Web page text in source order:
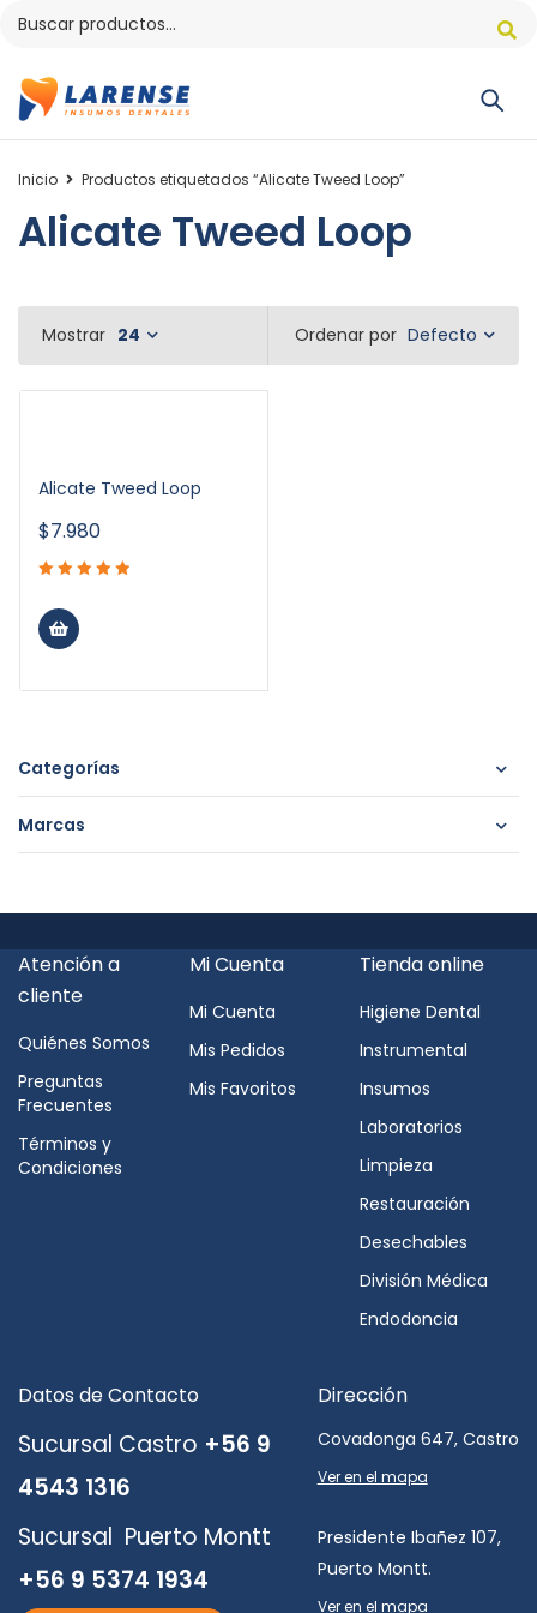
Inicio Productos etiquetados “Alicate Tweed Loop”
Alicate Tweed Loop
Categorías
Marcas
Ordenar por Defecto
Mostrar 24
Alicate Tweed Loop
$7.980
Atención a
cliente
Quiénes Somos
Preguntas
Frecuentes
Términos y
Condiciones
Mi Cuenta
Mi Cuenta
Mis Pedidos
Mis Favoritos
Tienda online
Higiene Dental
Instrumental
Insumos
Laboratorios
Limpieza
Restauración
Desechables
División Médica
Endodoncia
Datos de Contacto
Sucursal Castro +56 9
4543 1316
Sucursal Puerto Montt
+56 9 5374 1934
Dirección
Covadonga 647, Castro
Ver en el mapa
Presidente Ibañez 107,
Puerto Montt.
Ver en el mapa